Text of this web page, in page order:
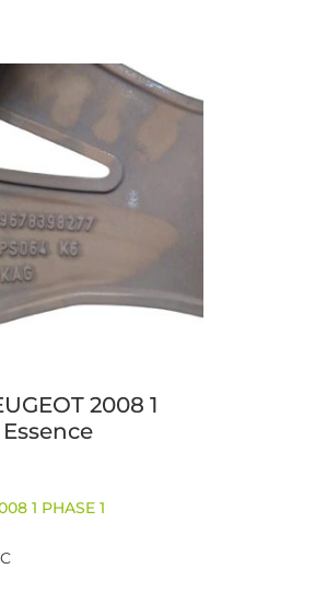
2008 1
Essence
1 PHASE 1